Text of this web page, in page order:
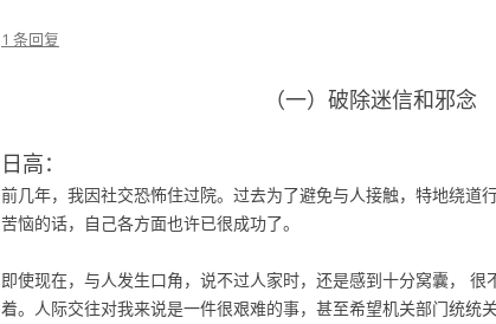
1 条回复
（一）破除迷信和邪念
日高：
前几年，我因社交恐怖住过院。过去为了避免与人接触，特地绕道
苦恼的话，自己各方面也许已很成功了。
即使现在，与人发生口角，说不过人家时，还是感到十分窝囊， 很
着。人际交往对我来说是一件很艰难的事，甚至希望机关部门统统